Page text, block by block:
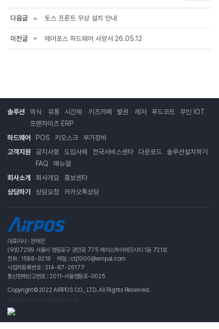
다음글 토스 프론트 무상 설치 안내
이전글 에어포스 하드웨어 사양서 26.05.12
솔루션 외식ᆞ유통 시간제ᆞ키즈카페 발권ᆞ레저 푸드코트
무인 IOT
프랜차이즈 ERP
하드웨어
POS 키오스크
부가장비
고객지원
공지사항 도입사례 전국서비스센타 다운로드
솔루션설치하기
FAQ
매뉴얼
회사소개
회사개요
홍보센타
상담하기
상담요청 카카오톡상담
대표이사 : 천태진
(우)07299 서울시 영등포구 경인로 775 에이스하이테크시티 1동 721호
전화 : 1588-9218
메일 : ctj1000@empal.com
사업자등록번호 : 214-87-26177
통신판매신고번호 : 2011-서울영등포-0025
Copyright©2022 AIRPOS CO., LTD. All Rights Reserved.